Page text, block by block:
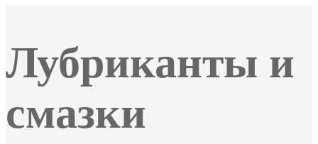
Лубриканты и
смазки